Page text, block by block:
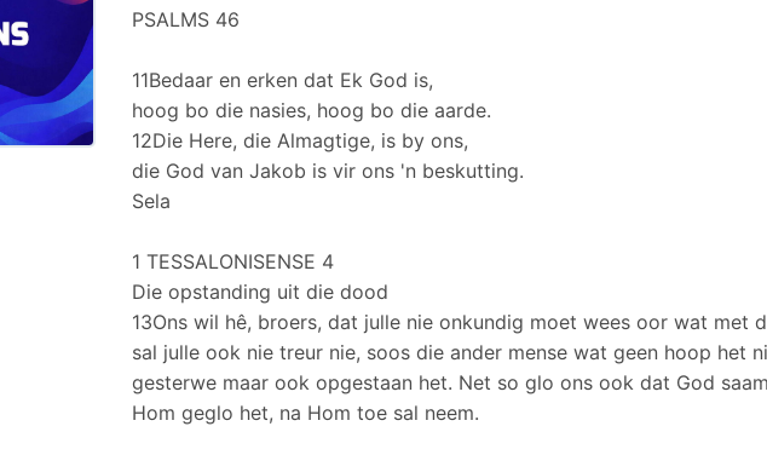
PSALMS 46
11Bedaar en erken dat Ek God is,
hoog bo die nasies, hoog bo die aarde.
12Die Here, die Almagtige, is by ons,
die God van Jakob is vir ons 'n beskutting.
Sela
1 TESSALONISENSE 4
Die opstanding uit die dood
13Ons wil hê, broers, dat julle nie onkundig moet wees oor wat met
sal julle ook nie treur nie, soos die ander mense wat geen hoop het
gesterwe maar ook opgestaan het. Net so glo ons ook dat God
Hom geglo het, na Hom toe sal neem.